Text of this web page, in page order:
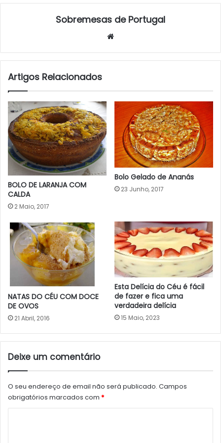
Sobremesas de Portugal
Artigos Relacionados
BOLO DE LARANJA COM
CALDA
2 Maio, 2017
Bolo Gelado de Ananás
23 Junho, 2017
NATAS DO CÉU COM DOCE
DE OVOS
21 Abril, 2016
Esta Delícia do Céu é fácil
de fazer e fica uma
verdadeira delícia
15 Maio, 2023
Deixe um comentário
O seu endereço de email não será publicado. Campos
obrigatórios marcados com *